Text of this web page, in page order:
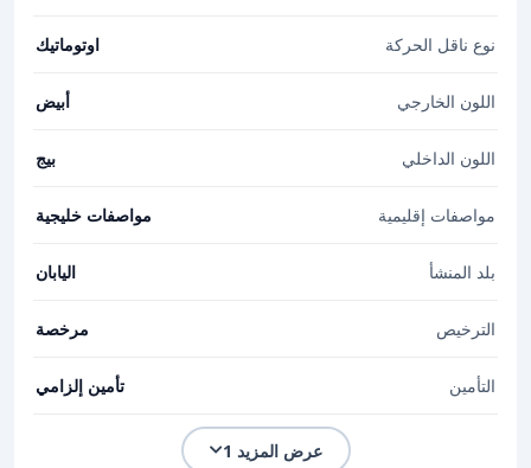
نوع ناقل الحركة اوتوماتيك
اللون الخارجي أبيض
اللون الداخلي بيج
مواصفات إقليمية مواصفات خليجية
بلد المنشأ اليابان
الترخيص مرخصة
التأمين تأمين إلزامي
عرض المزيد 1